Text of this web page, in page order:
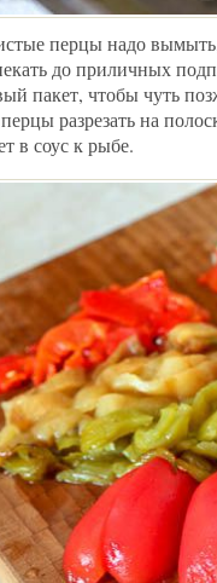
перцы надо вымыть,
до приличных
пакет, чтобы чуть
разрезать на
в соус к рыбе.